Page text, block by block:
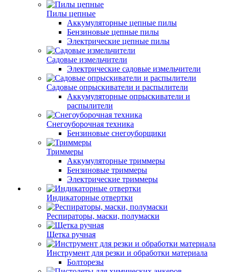
Пилы цепные
Аккумуляторные цепные пилы
Бензиновые цепные пилы
Электрические цепные пилы
Садовые измельчители
Электрические садовые измельчители
Садовые опрыскиватели и распылители
Аккумуляторные опрыскиватели и
распылители
Снегоуборочная техника
Бензиновые снегоуборщики
Триммеры
Аккумуляторные триммеры
Бензиновые триммеры
Электрические триммеры
Индикаторные отвертки
Респираторы, маски, полумаски
Щетка ручная
Инструмент для резки и обработки материала
Болторезы